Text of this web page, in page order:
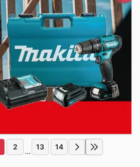
2 ... 13 14